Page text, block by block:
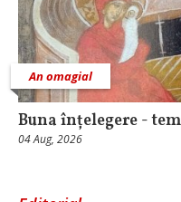
An omagial
Buna înțelegere -
04 Aug, 2026